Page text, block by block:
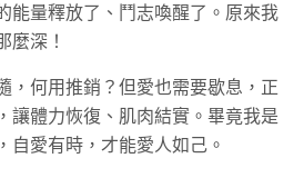
能量釋放了、鬥志喚醒了。原來我
麼深！
，何用推銷？但愛也需要歇息，正
讓體力恢復、肌肉結實。畢竟我是
自愛有時，才能愛人如己。